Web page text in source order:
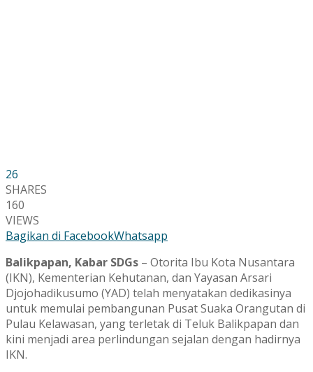
26
SHARES
160
VIEWS
Bagikan di FacebookWhatsapp
Balikpapan, Kabar SDGs – Otorita Ibu Kota Nusantara
(IKN), Kementerian Kehutanan, dan Yayasan Arsari
Djojohadikusumo (YAD) telah menyatakan dedikasinya
untuk memulai pembangunan Pusat Suaka Orangutan di
Pulau Kelawasan, yang terletak di Teluk Balikpapan dan
kini menjadi area perlindungan sejalan dengan hadirnya
IKN.